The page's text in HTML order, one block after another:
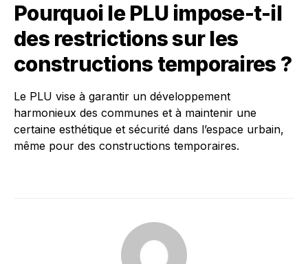
Pourquoi le PLU impose-t-il
des restrictions sur les
constructions temporaires ?
Le PLU vise à garantir un développement
harmonieux des communes et à maintenir une
certaine esthétique et sécurité dans l’espace urbain,
même pour des constructions temporaires.